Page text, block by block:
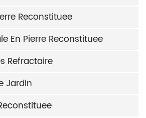
Reconstituee
En Pierre Reconstituee
Refractaire
Jardin